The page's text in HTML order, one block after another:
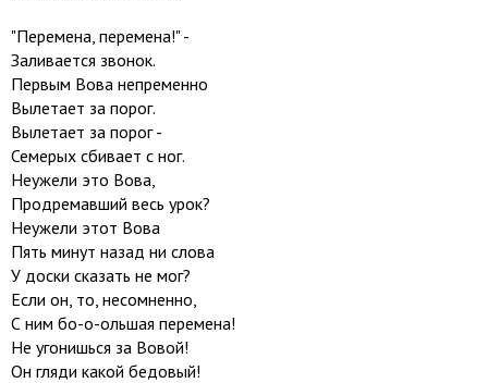
"Перемена, перемена!" -
Заливается звонок.
Первым Вова непременно
Вылетает за порог.
Вылетает за порог -
Семерых сбивает с ног.
Неужели это Вова,
Продремавший весь урок?
Неужели этот Вова
Пять минут назад ни слова
У доски сказать не мог?
Если он, то, несомненно,
С ним бо-о-ольшая перемена!
Не угонишься за Вовой!
Он гляди какой бедовый!